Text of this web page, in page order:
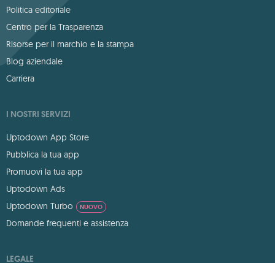
Politica editoriale
Centro per la Trasparenza
Risorse per il marchio e la stampa
Blog aziendale
Carriera
I NOSTRI SERVIZI
Uptodown App Store
Pubblica la tua app
Promuovi la tua app
Uptodown Ads
Uptodown Turbo
NUOVO
Domande frequenti e assistenza
LEGALE